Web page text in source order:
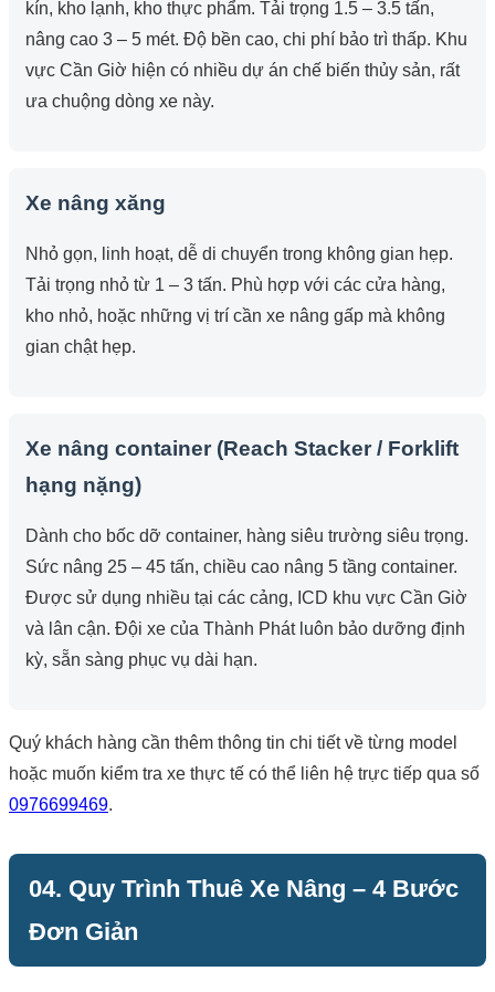
kín, kho lạnh, kho thực phẩm. Tải trọng 1.5 – 3.5 tấn,
nâng cao 3 – 5 mét. Độ bền cao, chi phí bảo trì thấp. Khu
vực Cần Giờ hiện có nhiều dự án chế biến thủy sản, rất
ưa chuộng dòng xe này.
Xe nâng xăng
Nhỏ gọn, linh hoạt, dễ di chuyển trong không gian hẹp.
Tải trọng nhỏ từ 1 – 3 tấn. Phù hợp với các cửa hàng,
kho nhỏ, hoặc những vị trí cần xe nâng gấp mà không
gian chật hẹp.
Xe nâng container (Reach Stacker / Forklift
hạng nặng)
Dành cho bốc dỡ container, hàng siêu trường siêu trọng.
Sức nâng 25 – 45 tấn, chiều cao nâng 5 tầng container.
Được sử dụng nhiều tại các cảng, ICD khu vực Cần Giờ
và lân cận. Đội xe của Thành Phát luôn bảo dưỡng định
kỳ, sẵn sàng phục vụ dài hạn.
Quý khách hàng cần thêm thông tin chi tiết về từng model
hoặc muốn kiểm tra xe thực tế có thể liên hệ trực tiếp qua số
0976699469.
04. Quy Trình Thuê Xe Nâng – 4 Bước
Đơn Giản